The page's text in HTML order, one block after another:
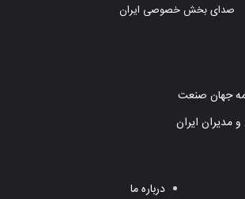
صدای بخش خصوصی ایران
جهان صنعت
مدیران ایران
درباره ما